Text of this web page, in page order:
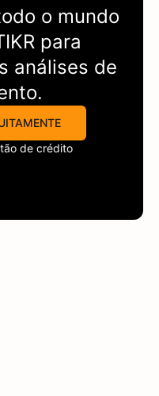
o mundo
para
análises de
de crédito